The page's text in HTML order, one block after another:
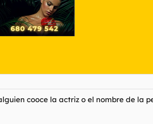
cooce la actriz o el nombre de la